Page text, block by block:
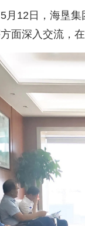
12日，海垦集团
面深入交流，